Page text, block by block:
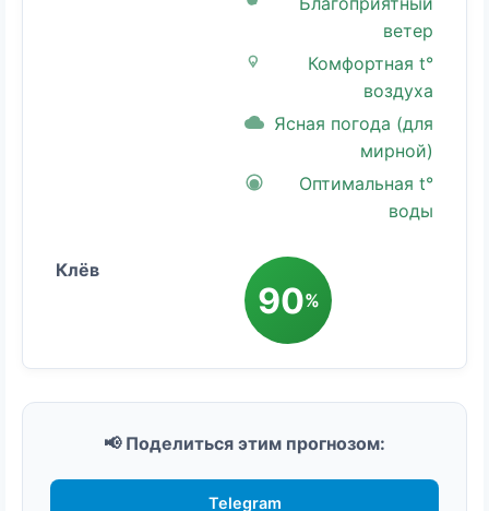
ветер
Комфортная t°
воздуха
Ясная погода (для
мирной)
Оптимальная t°
воды
90%
📢 Поделиться этим прогнозом:
Telegram